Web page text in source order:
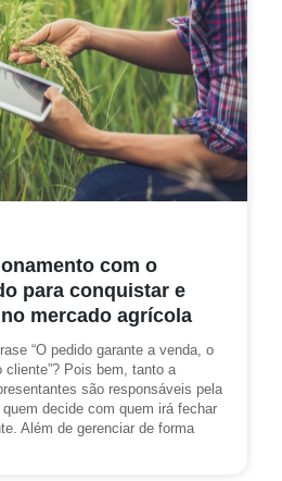
com o
para conquistar e
mercado agrícola
“O pedido garante a venda, o
cliente”? Pois bem, tanto a
são responsáveis pela
decide com quem irá fechar
Além de gerenciar de forma